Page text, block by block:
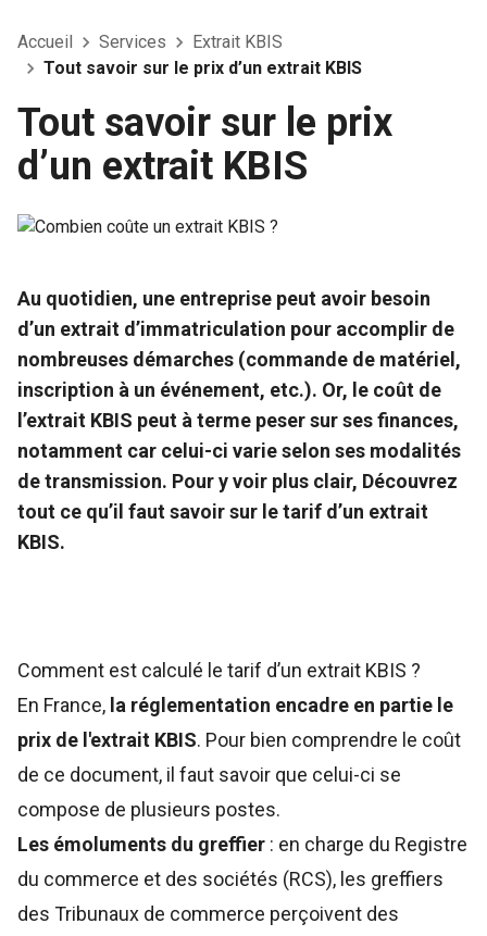
Activité(s) exercée(s)
Commerce et réparation d'automobiles et de motocycles
Date de commencement d'activité
01/09/2010
Mode d'exploitation
Exploitation directe
Accueil Services
Extrait KBIS
Tout savoir sur le prix d’un extrait KBIS
Tout savoir sur le prix
d’un extrait KBIS
Au quotidien, une entreprise peut avoir besoin
d’un extrait d’immatriculation pour accomplir de
nombreuses démarches (commande de matériel,
inscription à un événement, etc.). Or, le coût de
l’extrait KBIS peut à terme peser sur ses finances,
notamment car celui-ci varie selon ses modalités
de transmission. Pour y voir plus clair, Découvrez
tout ce qu’il faut savoir sur le tarif d’un extrait
KBIS.
Comment est calculé le tarif d’un extrait KBIS ?
En France, la réglementation encadre en partie le
prix de l'extrait KBIS. Pour bien comprendre le coût
de ce document, il faut savoir que celui-ci se
compose de plusieurs postes.
Les émoluments du greffier : en charge du Registre
du commerce et des sociétés (RCS), les greffiers
des Tribunaux de commerce perçoivent des